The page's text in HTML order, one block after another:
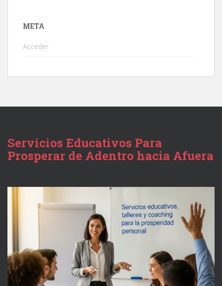
META
Acceder
Servicios Educativos Para
Prosperar de Adentro hacia Afuera